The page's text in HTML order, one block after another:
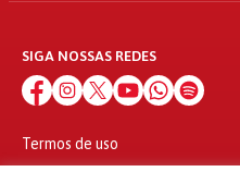
SIGA NOSSAS REDES
Termos de uso
Política de privacidade